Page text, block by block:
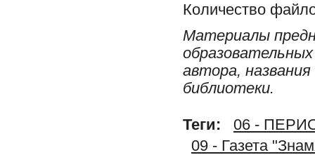
Количество
Материалы
автора,
библиотеки.
Теги:
06 -
09 - Газета